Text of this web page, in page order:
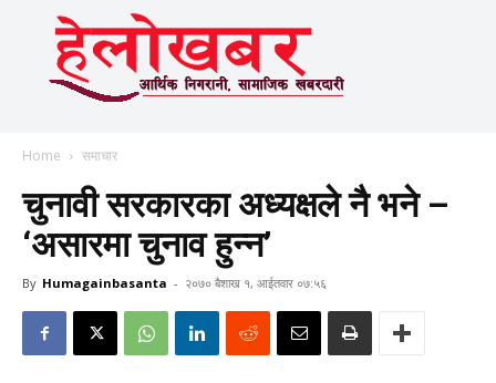
Home समाचार
चुनावी सरकारका अध्यक्षले नै भने –
‘असारमा चुनाव हुन्न’
By Humagainbasanta - २०७० बैशाख १, आईतवार ०७:५६